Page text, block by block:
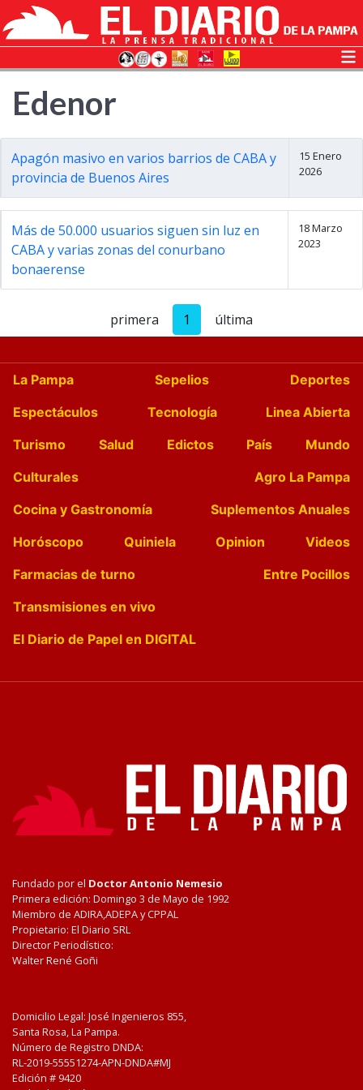
Edenor
Apagón masivo en varios barrios de CABA y
provincia de Buenos Aires
15 Enero
2026
Más de 50.000 usuarios siguen sin luz en
CABA y varias zonas del conurbano
bonaerense
18 Marzo
2023
primera 1 última
La Pampa Sepelios
Deportes
Espectáculos
Tecnología
Linea Abierta
Turismo
Salud Edictos País
Mundo
Culturales
Agro La Pampa
Cocina y Gastronomía
Suplementos Anuales
Horóscopo
Quiniela Opinion
Videos
Farmacias de turno
Entre Pocillos
Transmisiones en vivo
El Diario de Papel en DIGITAL
Fundado por el Doctor Antonio Nemesio
Primera edición: Domingo 3 de Mayo de 1992
Miembro de ADIRA,ADEPA y CPPAL
Propietario: El Diario SRL
Director Periodístico:
Walter René Goñi
Domicilio Legal: José Ingenieros 855,
Santa Rosa, La Pampa.
Número de Registro DNDA:
RL-2019-55551274-APN-DNDA#MJ
Edición # 9420